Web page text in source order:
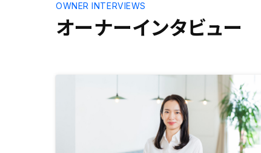
オーナーインタビュー
OWNER INTERVIEWS